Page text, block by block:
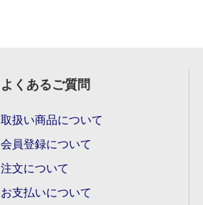
よくあるご質問
取扱い商品について
会員登録について
注文について
お支払いについて